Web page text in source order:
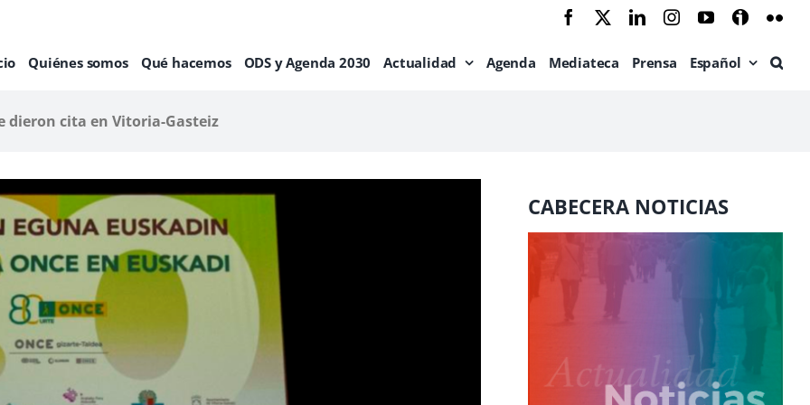
Facebook LinkedInInstagramYouTube
Ivoox
Quiénes somos Qué hacemos ODS y Agenda 2030 Actualidad Agenda Mediateca Prensa Español
dieron cita en Vitoria-Gasteiz
CABECERA NOTICIAS